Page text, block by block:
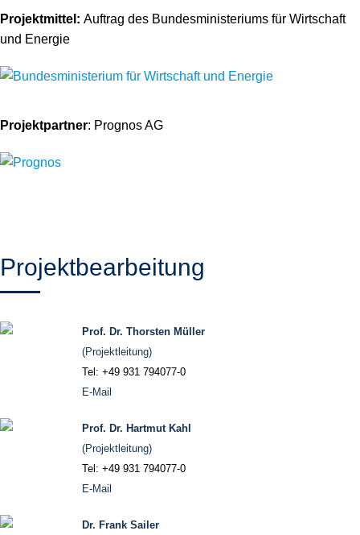
Projektmittel: Auftrag des Bundesministeriums für Wirtschaft
und Energie
Projektpartner: Prognos AG
Projektbearbeitung
Prof. Dr. Thorsten Müller
(Projektleitung)
Tel: +49 931 794077-0
E-Mail
Prof. Dr. Hartmut Kahl
(Projektleitung)
Tel: +49 931 794077-0
E-Mail
Dr. Frank Sailer